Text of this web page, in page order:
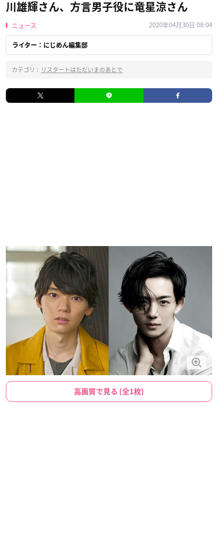
川雄輝さん、方言男子役に竜星涼さん
ニュース 2020年04月30日 08:04
ライター：にじめん編集部
カテゴリ : リスタートはただいまのあとで
高画質で見る (全1枚)